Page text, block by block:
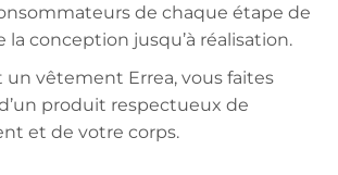
de chaque étape de
la conception jusqu’à réalisation.
un vêtement Errea, vous faites
produit respectueux de
et de votre corps.